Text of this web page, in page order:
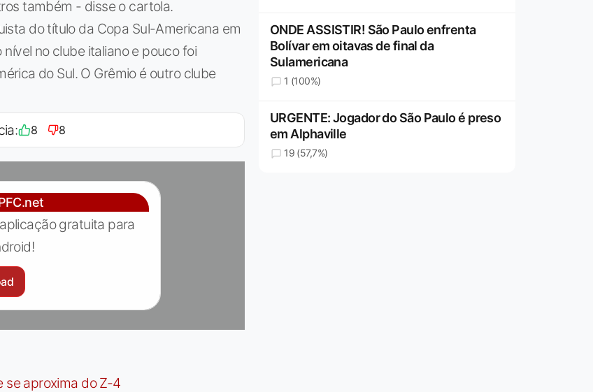
também - disse o cartola.
do título da Copa Sul-Americana em
no clube italiano e pouco foi
do Sul. O Grêmio é outro clube
8 8
gratuita para
se aproxima do Z-4
ONDE ASSISTIR! São Paulo enfrenta
Bolívar em oitavas de final da
Sulamericana
1 (100%)
URGENTE: Jogador do São Paulo é preso
em Alphaville
19 (57,7%)